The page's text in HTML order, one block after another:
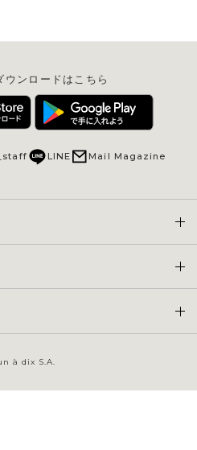
ウンロードはこちら
LINE Mail Magazine
à dix S.A.